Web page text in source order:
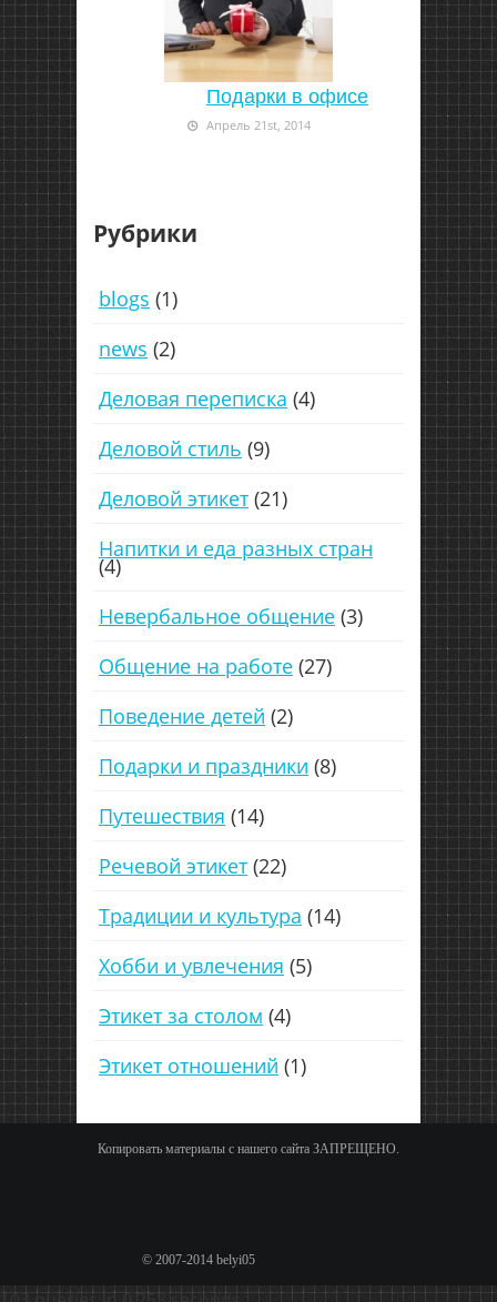
Подарки в офисе
Апрель 21st, 2014
Рубрики
blogs (1)
news (2)
Деловая переписка (4)
Деловой стиль (9)
Деловой этикет (21)
Напитки и еда разных стран
(4)
Невербальное общение (3)
Общение на работе (27)
Поведение детей (2)
Подарки и праздники (8)
Путешествия (14)
Речевой этикет (22)
Традиции и культура (14)
Хобби и увлечения (5)
Этикет за столом (4)
Этикет отношений (1)
Копировать материалы с нашего сайта ЗАПРЕЩЕНО.
© 2007-2014 belyi05